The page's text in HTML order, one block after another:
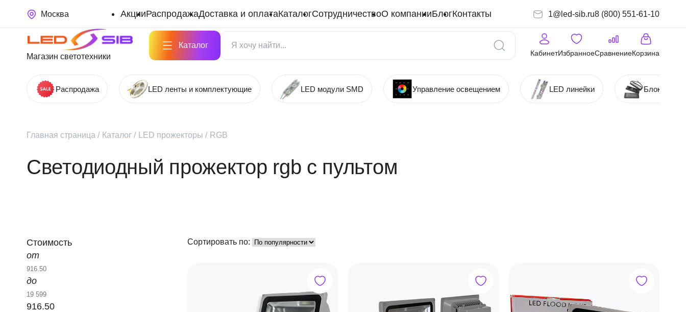
Москва АкцииРаспродажаДоставка и оплатаКаталогСотрудничествоО компанииБлогКонтакты 1@led-sib.ru8 (800) 551-61-10
Магазин светотехники
Каталог
КабинетИзбранноеСравнениеКорзина
Распродажа LED ленты и комплектующие LED модули SMD Управление освещением LED линейки Блоки
Главная страница / Каталог / LED прожекторы / RGB
Светодиодный прожектор rgb с пультом
Стоимость
от
до
916.50
Сортировать по: